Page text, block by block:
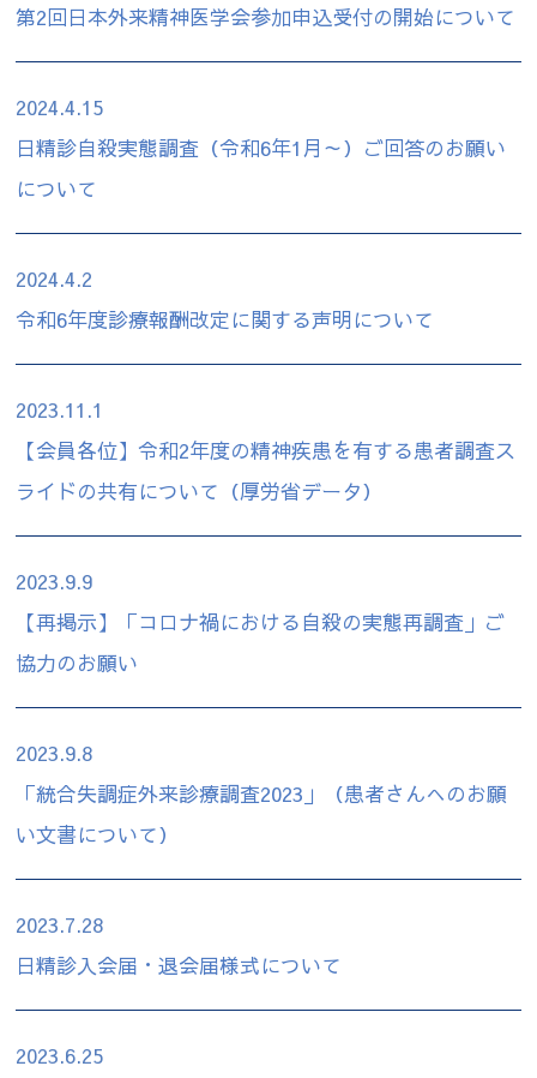
第2回日本外来精神医学会参加申込受付の開始について
2024.4.15
日精診自殺実態調査（令和6年1月～）ご回答のお願い
について
2024.4.2
令和6年度診療報酬改定に関する声明について
2023.11.1
【会員各位】令和2年度の精神疾患を有する患者調査ス
ライドの共有について（厚労省データ）
2023.9.9
【再掲示】「コロナ禍における自殺の実態再調査」ご
協力のお願い
2023.9.8
「統合失調症外来診療調査2023」（患者さんへのお願
い文書について）
2023.7.28
日精診入会届・退会届様式について
2023.6.25